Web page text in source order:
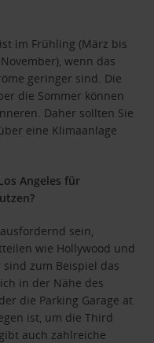
im Frühling (März bis
wenn das
geringer sind. Die
die Sommer können
Daher sollten Sie
eine Klimaanlage
Angeles für
sein,
wie Hollywood und
zum Beispiel das
in der Nähe des
die Parking Garage at
ist, um die Third
auch zahlreiche